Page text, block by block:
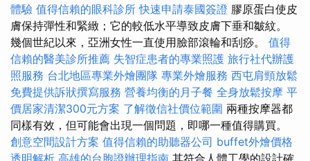
體驗 值得信賴的眼科診所 快速申請泰國簽證 膠原蛋白使皮
膚保持彈性和緊緻；它的較低水平導致皮膚下垂和皺紋。
幾個世紀以來，亞洲女性一直使用臉部滾輪和刮痧。 值得
信賴的醫美診所推薦 失智症患者的專業照護 旅行社代辦護
照服務 台北地區專業外燴團隊 專業外燴服務 西屯肩頸放鬆
免費提供訴狀撰寫服務 營養均衡的月子餐 全身放鬆按摩 平
價居家清潔300元方案 了解徵信社價位範圍 兩種按摩器都
同樣有效，但可能會出現一個問題，即哪一種值得購買。
創意空間設計方案 值得信賴的助聽器公司 buffet外燴價格
透明解析 高雄的台胞證辦理指南 其符合人體工學的設計確